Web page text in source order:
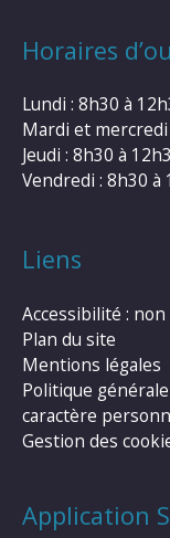
Horaires
Lundi : 8h30 à
Mardi et mercredi
Jeudi : 8h30 à
Vendredi : 8h30 à
Liens
Accessibilité :
Plan du site
Mentions légales
Politique
caractère
Gestion des
Application